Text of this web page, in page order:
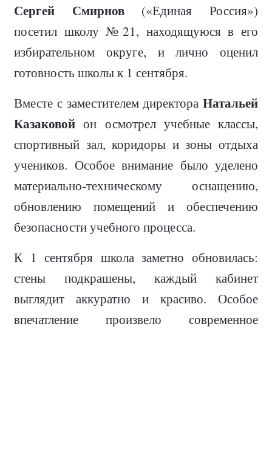
Сергей Смирнов(«Единая Россия»)
посетил школу №21, находящуюся в его
избирательном округе, и лично оценил
готовность школы к 1 сентября.
Вместе с заместителем директора Натальей
Казаковой он осмотрел учебные классы,
спортивный зал, коридоры и зоны отдыха
учеников. Особое внимание было уделено
материально-техническому оснащению,
обновлению помещений и обеспечению
безопасности учебного процесса.
К 1 сентября школа заметно обновилась:
стены подкрашены, каждый кабинет
выглядит аккуратно и красиво. Особое
впечатление произвело современное